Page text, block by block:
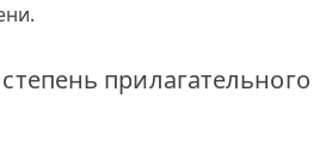
прилагательного